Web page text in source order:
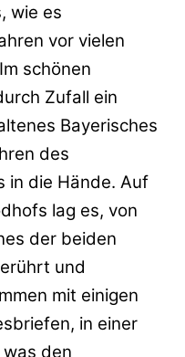
wie es
vor vielen
schönen
Zufall ein
Bayerisches
des
in die Hände. Auf
lag es, von
der beiden
und
mit einigen
in einer
den